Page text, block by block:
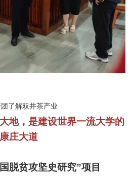
了解双井茶产业
地，是建设世界一流大学的
康庄大道
脱贫攻坚史研究”项目